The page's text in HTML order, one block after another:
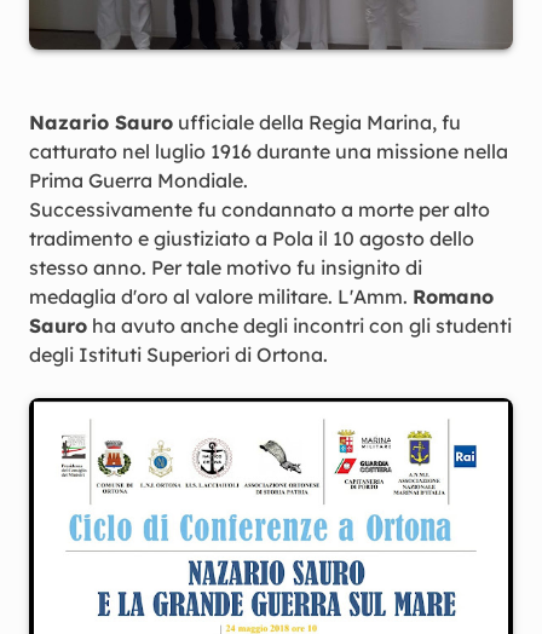
Nazario Sauro ufficiale della Regia Marina, fu
catturato nel luglio 1916 durante una missione nella
Prima Guerra Mondiale.
Successivamente fu condannato a morte per alto
tradimento e giustiziato a Pola il 10 agosto dello
stesso anno. Per tale motivo fu insignito di
medaglia d'oro al valore militare. L'Amm. Romano
Sauro ha avuto anche degli incontri con gli studenti
degli Istituti Superiori di Ortona.